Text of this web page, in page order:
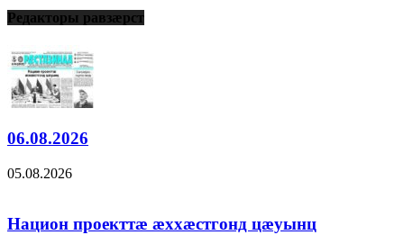
Редакторы равзæрст
06.08.2026
05.08.2026
Национ проекттæ æххæстгонд цæуынц